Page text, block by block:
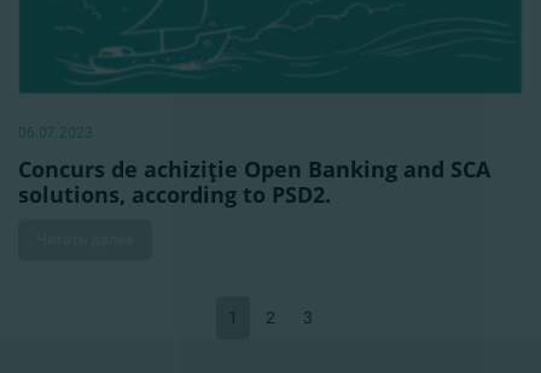
06.07.2023
Concurs de achiziţie Open Banking and SCA
solutions, according to PSD2.
1 2 3